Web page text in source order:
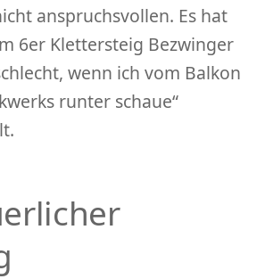
anspruchsvollen. Es hat
6er Klettersteig Bezwinger
wenn ich vom Balkon
runter schaue“